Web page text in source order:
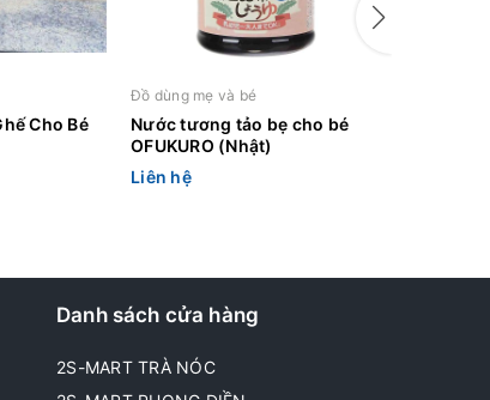
Cho Bé
Đồ dùng mẹ và bé
Nước tương tảo bẹ cho bé
OFUKURO (Nhật)
Liên hệ
Danh sách cửa hàng
2S-MART TRÀ NÓC